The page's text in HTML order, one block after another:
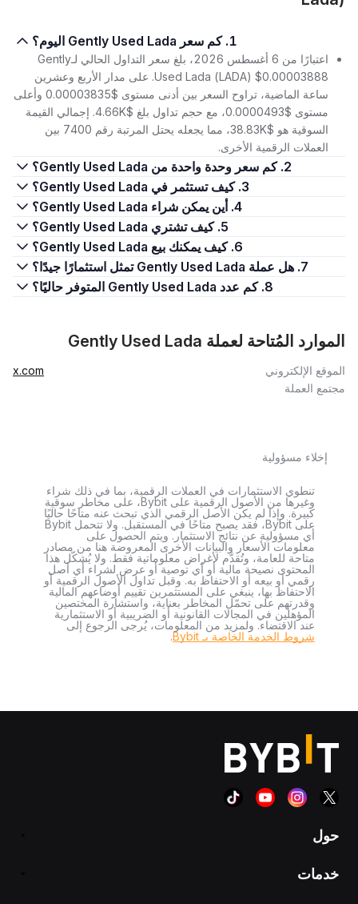
1. كم سعر Gently Used Lada اليوم؟
اعتبارًا من 6 أغسطس 2026، بلغ سعر التداول الحالي لـGently
Used Lada (LADA) $0.00003888. على مدار الأربع وعشرين
ساعة الماضية، تراوح السعر بين أدنى مستوى $0.00003835 وأعلى
مستوى $0.0000493، مع حجم تداول بلغ $4.66K. إجمالي القيمة
السوقية هو $38.83K، مما يجعله يحتل المرتبة رقم 7400 بين
العملات الرقمية الأخرى.
2. كم سعر وحدة واحدة من Gently Used Lada؟
3. كيف تستثمر في Gently Used Lada؟
4. أين يمكن شراء Gently Used Lada؟
5. كيف تشتري Gently Used Lada؟
6. كيف يمكنك بيع Gently Used Lada؟
7. هل عملة Gently Used Lada تمثل استثمارًا جيدًا؟
8. كم عدد Gently Used Lada المتوفر حاليًا؟
الموارد المُتاحة لعملة Gently Used Lada
الموقع الإلكتروني
x.com
مجتمع العملة
إخلاء مسؤولية
تنطوي الاستثمارات في العملات الرقمية، بما في ذلك شراء
وغيرها من الأصول الرقمية على Bybit، على مخاطر سوقية
كبيرة. وإذا لم يكن الأصل الرقمي الذي تبحث عنه متاحًا حاليًا
على Bybit، فقد يصبح متاحًا في المستقبل. ولا تتحمل Bybit
أي مسؤولية عن نتائج الاستثمار. ويتم الحصول على
معلومات الأسعار والبيانات الأخرى المعروضة هنا من مصادر
متاحة للعامة، وتُقدَّم لأغراض معلوماتية فقط. ولا يُشكّل هذا
المحتوى نصيحة مالية أو أي توصية أو عرض لشراء أي أصل
رقمي أو بيعه أو الاحتفاظ به. وقبل تداول الأصول الرقمية أو
الاحتفاظ بها، ينبغي على المستثمرين تقييم أوضاعهم المالية
وقدرتهم على تحمّل المخاطر بعناية، واستشارة المختصين
المؤهلين في المجالات القانونية أو الضريبية أو الاستثمارية
عند الاقتضاء. ولمزيد من المعلومات، يُرجى الرجوع إلى
شروط الخدمة الخاصة بـ Bybit
.
حول
خدمات